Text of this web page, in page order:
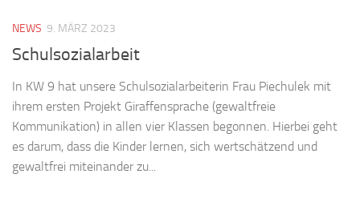
NEWS 9. MÄRZ 2023
Schulsozialarbeit
In KW 9 hat unsere Schulsozialarbeiterin Frau Piechulek mit
ihrem ersten Projekt Giraffensprache (gewaltfreie
Kommunikation) in allen vier Klassen begonnen. Hierbei geht
es darum, dass die Kinder lernen, sich wertschätzend und
gewaltfrei miteinander zu...